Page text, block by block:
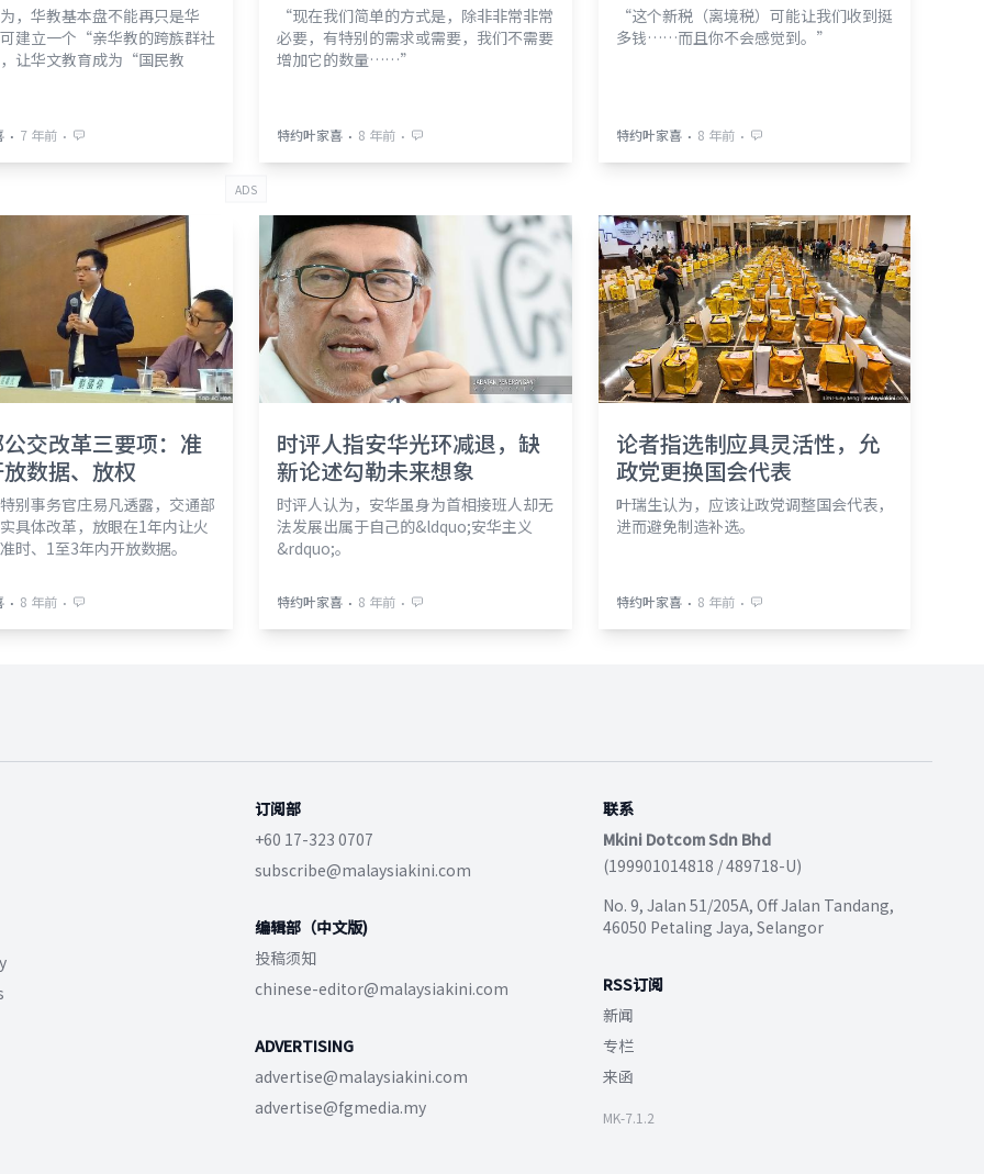
，华教基本盘不能再只是华
建立一个“亲华教的跨族群社
让华文教育成为“国民教
⋅ 7 年前 ⋅
“现在我们简单的方式是，除非非常非常
必要，有特别的需求或需要，我们不需要
增加它的数量……”
特约叶家喜 ⋅ 8 年前 ⋅
“这个新税（离境税）可能让我们收到挺
多钱……而且你不会感觉到。”
特约叶家喜 ⋅ 8 年前 ⋅
ADS
交改革三要项：准
数据、放权
别事务官庄易凡透露，交通部
具体改革，放眼在1年内让火
时、1至3年内开放数据。
⋅ 8 年前 ⋅
时评人指安华光环减退，缺
新论述勾勒未来想象
时评人认为，安华虽身为首相接班人却无
法发展出属于自己的&ldquo;安华主义
&rdquo;。
特约叶家喜 ⋅ 8 年前 ⋅
论者指选制应具灵活性，允
政党更换国会代表
叶瑞生认为，应该让政党调整国会代表，
进而避免制造补选。
特约叶家喜 ⋅ 8 年前 ⋅
订阅部
+60 17-323 0707
subscribe@malaysiakini.com
编辑部（中文版)
投稿须知
chinese-editor@malaysiakini.com
ADVERTISING
advertise@malaysiakini.com
advertise@fgmedia.my
联系
Mkini Dotcom Sdn Bhd
(199901014818 / 489718-U)
No. 9, Jalan 51/205A, Off Jalan Tandang,
46050 Petaling Jaya, Selangor
RSS订阅
新闻
专栏
来函
MK-7.1.2